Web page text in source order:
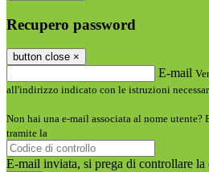
Recupero password
button close ×
E-mail
all'indirizzo indicato con le istruzioni
Non hai una e-mail associata al nome utente?
tramite la
E-mail inviata, si prega di controllare la